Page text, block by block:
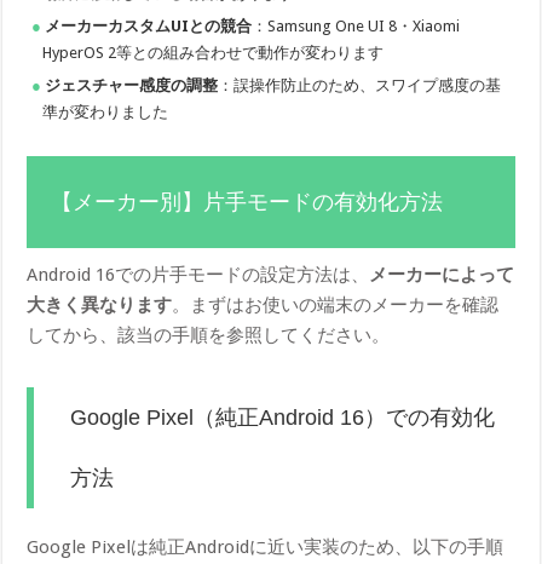
メーカーカスタムUIとの競合 ：Samsung One UI 8・Xiaomi
HyperOS 2等との組み合わせで動作が変わります
ジェスチャー感度の調整 ：誤操作防止のため、スワイプ感度の基
準が変わりました
【メーカー別】片手モードの有効化方法
Android 16での片手モードの設定方法は、 メーカーによって
大きく異なります。まずはお使いの端末のメーカーを確認
してから、該当の手順を参照してください。
Google Pixel（純正Android 16）での有効化
方法
Google Pixelは純正Androidに近い実装のため、以下の手順